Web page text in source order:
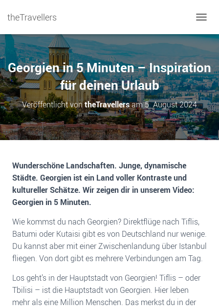
theTravellers
Georgien in 5 Minuten – Inspiration
für deinen Urlaub
Veröffentlicht vontheTravellersam5. August 2024
Wunderschöne Landschaften. Junge, dynamische
Städte. Georgien ist ein Land voller Kontraste und
kultureller Schätze. Wir zeigen dir in unserem Video:
Georgien in 5 Minuten.
Wie kommst du nach Georgien? Direktflüge nach Tiflis,
Batumi oder Kutaisi gibt es von Deutschland nur wenige.
Du kannst aber mit einer Zwischenlandung über Istanbul
fliegen. Von dort gibt es mehrere Verbindungen am Tag.
Los geht’s in der Hauptstadt von Georgien! Tiflis – oder
Tbilisi – ist die Hauptstadt von Georgien. Hier leben
mehr als eine Million Menschen. Das merkst du in der